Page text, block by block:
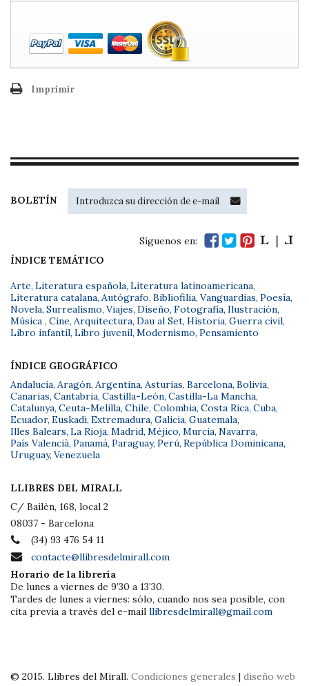
Imprimir
BOLETÍN
Síguenos en:
ÍNDICE TEMÁTICO
Arte, Literatura española, Literatura latinoamericana,
Literatura catalana, Autógrafo, Bibliofilia, Vanguardias, Poesía,
Novela, Surrealismo, Viajes, Diseño, Fotografía, Ilustración,
Música , Cine, Arquitectura, Dau al Set, Historia, Guerra civil,
Libro infantil, Libro juvenil, Modernismo, Pensamiento
ÍNDICE GEOGRÁFICO
Andalucía, Aragón, Argentina, Asturias, Barcelona, Bolivia,
Canarias, Cantabria, Castilla-León, Castilla-La Mancha,
Catalunya, Ceuta-Melilla, Chile, Colombia, Costa Rica, Cuba,
Ecuador, Euskadi, Extremadura, Galicia, Guatemala,
Illes Balears, La Rioja, Madrid, Méjico, Murcia, Navarra,
País Valencià, Panamá, Paraguay, Perú, República Dominicana,
Uruguay, Venezuela
LLIBRES DEL MIRALL
C/ Bailèn, 168, local 2
08037 - Barcelona
(34) 93 476 54 11
contacte@llibresdelmirall.com
Horario de la librería
De lunes a viernes de 9’30 a 13’30.
Tardes de lunes a viernes: sólo, cuando nos sea posible, con
cita previa a través del e-mail llibresdelmirall@gmail.com
© 2015. Llibres del Mirall. Condiciones generales | diseño web